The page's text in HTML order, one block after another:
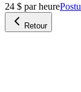
24 $ par heure
Retour